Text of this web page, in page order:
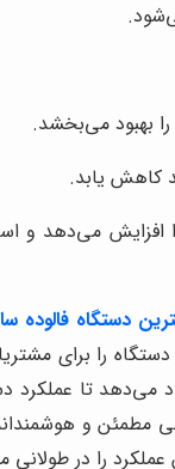
بهبود می‌بخشد.
کاهش یابد.
می‌دهد و
دستگاه فالوده
را برای
می‌دهد تا عملکرد
مطمئن و
را در طولانی